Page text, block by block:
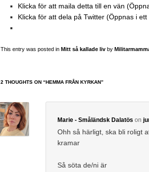
Klicka för att maila detta till en vän
Klicka för att dela på Twitter (Öppnas i
This entry was posted in Mitt så kallade liv by
2 THOUGHTS ON “HEMMA FRÅN KYRKAN”
Marie - Småländsk Dalatös on
Ohh så härligt, ska bli roligt
kramar
Så söta de/ni är